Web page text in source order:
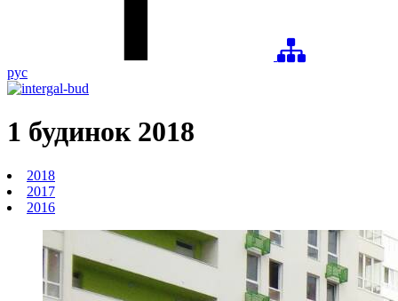
рус
1 будинок 2018
2018
2017
2016